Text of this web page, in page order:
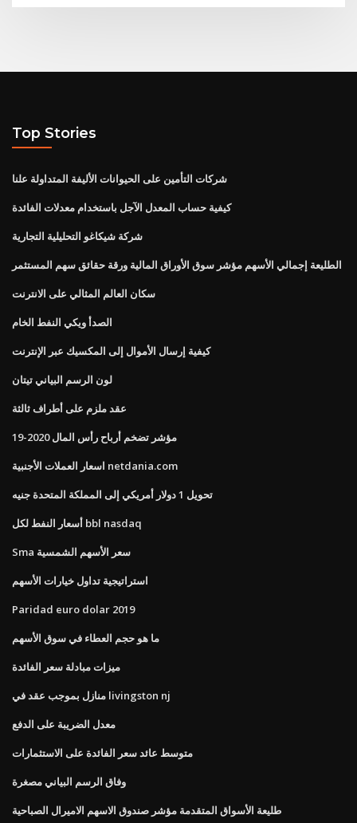
Top Stories
شركات التأمين على الحيوانات الأليفة المتداولة علنا
كيفية حساب المعدل الآجل باستخدام معدلات الفائدة
شركة شيكاغو التحليلية التجارية
الطليعة إجمالي الأسهم مؤشر سوق الأوراق المالية ورقة حقائق سهم المستثمر
سكان العالم المثالي على الانترنت
الصدأ ويكي النفط الخام
كيفية إرسال الأموال إلى المكسيك عبر الإنترنت
لون الرسم البياني تيتان
عقد ملزم على أطراف ثالثة
مؤشر تضخم أرباح رأس المال 2020-19
اسعار العملات الأجنبية netdania.com
تحويل 1 دولار أمريكي إلى المملكة المتحدة جنيه
أسعار النفط لكل bbl nasdaq
Sma سعر الأسهم الشمسية
استراتيجية تداول خيارات الأسهم
Paridad euro dolar 2019
ما هو حجم العطاء في سوق الأسهم
ميزات مبادلة سعر الفائدة
منازل بموجب عقد في livingston nj
معدل الضريبة على الدفع
متوسط ​​عائد سعر الفائدة على الاستثمارات
وفاق الرسم البياني مصغرة
طليعة الأسواق المتقدمة مؤشر صندوق الاسهم الاميرال الصباحية